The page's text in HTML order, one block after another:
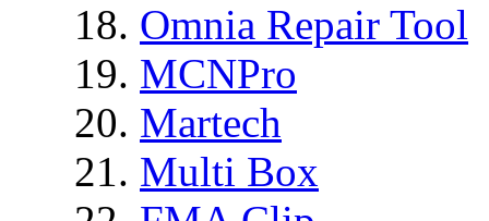
Omnia Repair Tool
MCNPro
Martech
Multi Box